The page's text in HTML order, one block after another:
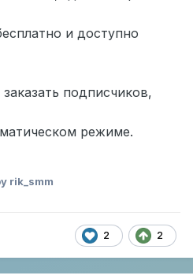
и доступно
подписчиков,
режиме.
rik_smm
2 2